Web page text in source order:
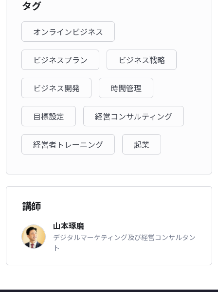
タグ
オンラインビジネス
ビジネスプラン ビジネス戦略
ビジネス開発 時間管理
目標設定 経営コンサルティング
経営者トレーニング 起業
講師
山本琢磨
デジタルマーケティング及び経営コンサルタン
ト